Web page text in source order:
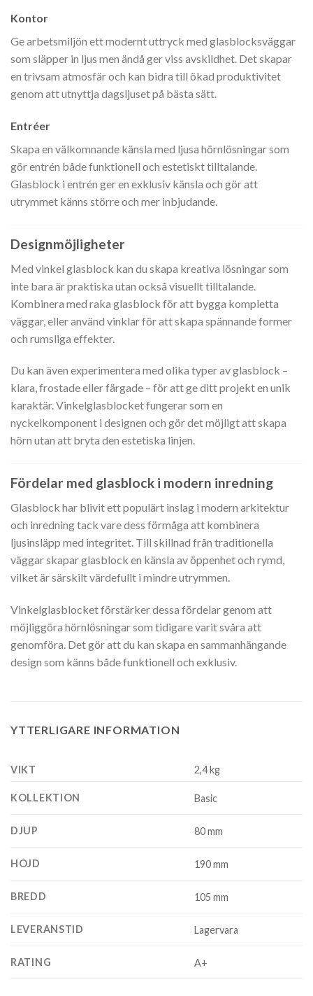
Kontor
Ge arbetsmiljön ett modernt uttryck med glasblocksväggar
som släpper in ljus men ändå ger viss avskildhet. Det skapar
en trivsam atmosfär och kan bidra till ökad produktivitet
genom att utnyttja dagsljuset på bästa sätt.
Entréer
Skapa en välkomnande känsla med ljusa hörnlösningar som
gör entrén både funktionell och estetiskt tilltalande.
Glasblock i entrén ger en exklusiv känsla och gör att
utrymmet känns större och mer inbjudande.
Designmöjligheter
Med vinkel glasblock kan du skapa kreativa lösningar som
inte bara är praktiska utan också visuellt tilltalande.
Kombinera med raka glasblock för att bygga kompletta
väggar, eller använd vinklar för att skapa spännande former
och rumsliga effekter.
Du kan även experimentera med olika typer av glasblock –
klara, frostade eller färgade – för att ge ditt projekt en unik
karaktär. Vinkelglasblocket fungerar som en
nyckelkomponent i designen och gör det möjligt att skapa
hörn utan att bryta den estetiska linjen.
Fördelar med glasblock i modern inredning
Glasblock har blivit ett populärt inslag i modern arkitektur
och inredning tack vare dess förmåga att kombinera
ljusinsläpp med integritet. Till skillnad från traditionella
väggar skapar glasblock en känsla av öppenhet och rymd,
vilket är särskilt värdefullt i mindre utrymmen.
Vinkelglasblocket förstärker dessa fördelar genom att
möjliggöra hörnlösningar som tidigare varit svåra att
genomföra. Det gör att du kan skapa en sammanhängande
design som känns både funktionell och exklusiv.
YTTERLIGARE INFORMATION
VIKT 2,4 kg
KOLLEKTION Basic
DJUP 80 mm
HOJD 190 mm
BREDD 105 mm
LEVERANSTID Lagervara
RATING A+